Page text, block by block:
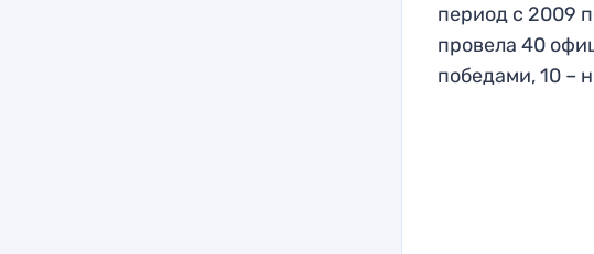
период с 2009
провела 40
победами, 10 –